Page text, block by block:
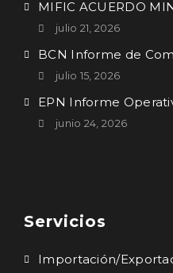
MIFIC ACUERDO
julio 21, 2026
BCN Informe de
julio 15, 2026
EPN Informe
junio 24, 2026
Servicios
Importación/